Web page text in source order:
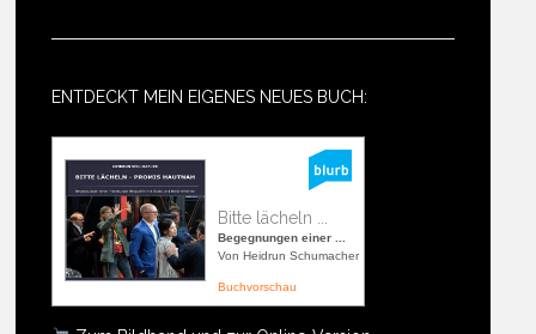
ENTDECKT MEIN EIGENES NEUES BUCH:
Bitte lächeln ...
Begegnungen einer ...
Von Heidrun Schumacher
Buchvorschau